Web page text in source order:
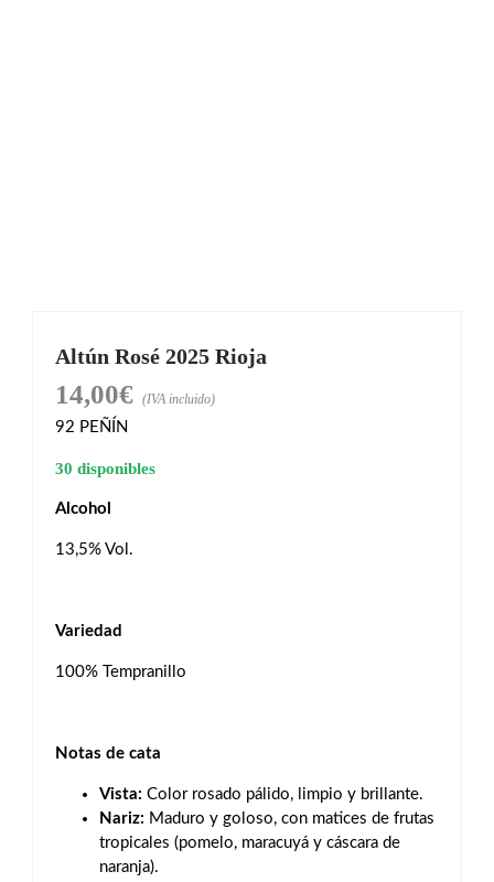
Altún Rosé 2025 Rioja
14,00€ (IVA incluido)
92 PEÑÍN
30 disponibles
Alcohol
13,5% Vol.
Variedad
100% Tempranillo
Notas de cata
Vista: Color rosado pálido, limpio y brillante.
Nariz: Maduro y goloso, con matices de frutas
tropicales (pomelo, maracuyá y cáscara de
naranja).